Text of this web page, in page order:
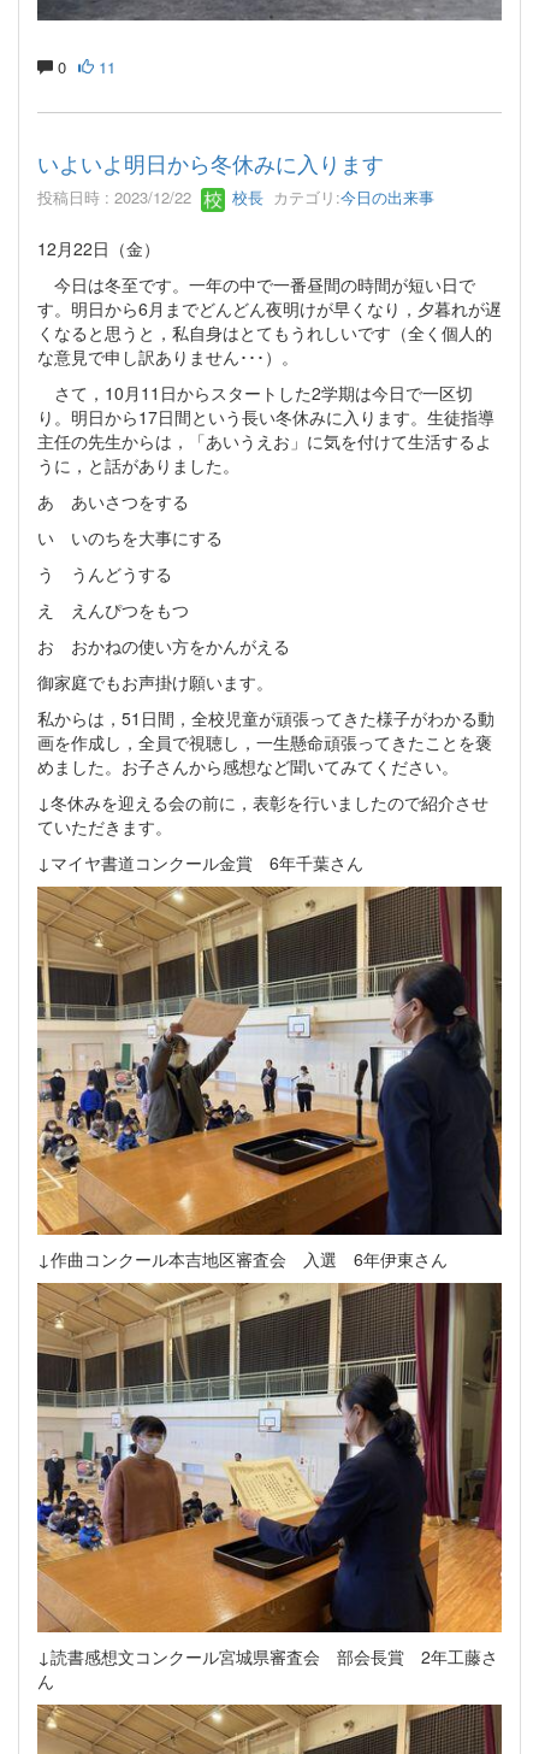
0 11
いよいよ明日から冬休みに入ります
投稿日時 : 2023/12/22 校長 カテゴリ:今日の出来事
12月22日（金）
今日は冬至です。一年の中で一番昼間の時間が短い日で
す。明日から6月までどんどん夜明けが早くなり，夕暮れが遅
くなると思うと，私自身はとてもうれしいです（全く個人的
な意見で申し訳ありません･･･）。
さて，10月11日からスタートした2学期は今日で一区切
り。明日から17日間という長い冬休みに入ります。生徒指導
主任の先生からは，「あいうえお」に気を付けて生活するよ
うに，と話がありました。
あ あいさつをする
い いのちを大事にする
う うんどうする
え えんぴつをもつ
お おかねの使い方をかんがえる
御家庭でもお声掛け願います。
私からは，51日間，全校児童が頑張ってきた様子がわかる動
画を作成し，全員で視聴し，一生懸命頑張ってきたことを褒
めました。お子さんから感想など聞いてみてください。
↓冬休みを迎える会の前に，表彰を行いましたので紹介させ
ていただきます。
↓マイヤ書道コンクール金賞 6年千葉さん
↓作曲コンクール本吉地区審査会 入選 6年伊東さん
↓読書感想文コンクール宮城県審査会 部会長賞 2年工藤さ
ん